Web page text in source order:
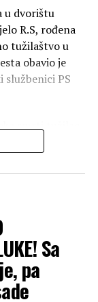
u dvorištu
R.S, rođena
tužilaštvo u
obavio je
službenici PS
tijela koja će
i radnji radi
u
Sa
pa